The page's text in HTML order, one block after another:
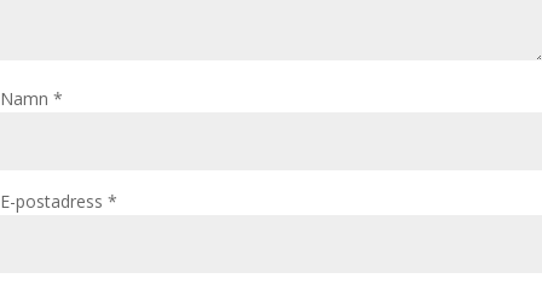
Namn *
E-postadress *